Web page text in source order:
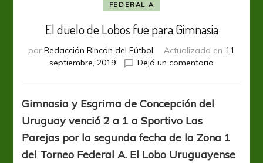
FEDERAL A
El duelo de Lobos fue para Gimnasia
por Redacción Rincón del Fútbol Actualizado en 11
septiembre, 2019
Dejá un comentario
de
Lobos
para
Gimnasia y Esgrima de Concepción del
Uruguay venció 2 a 1 a Sportivo Las
Parejas por la segunda fecha de la Zona 1
del Torneo Federal A. El Lobo Uruguayense